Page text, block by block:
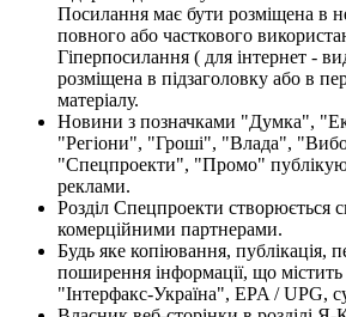
Посилання має бути розміщена в
повного або часткового
Гіперпосилання ( для інтернет -
розміщена в підзаголовку або в
матеріалу.
Новини з позначками "Думка",
"Регіони", "Гроші", "Влада",
"Спецпроекти", "Промо"
реклами.
Розділ Спецпроекти створюється
комерційними партнерами.
Будь яке копіювання, публікація,
поширення інформації, що
"Інтерфакс-Україна", EPA / UPG,